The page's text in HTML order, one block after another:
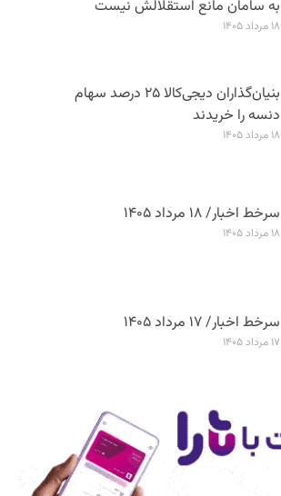
به سامان مانع استقلالش نیست
۱۸ مرداد ۱۴۰۵
بنیان‌گذاران دیجی‌کالا ۲۵ درصد سهام
دنسه را خریدند
۱۸ مرداد ۱۴۰۵
سرخط اخبار/ ۱۸ مرداد ۱۴۰۵
۱۸ مرداد ۱۴۰۵
سرخط اخبار/ ۱۷ مرداد ۱۴۰۵
۱۷ مرداد ۱۴۰۵